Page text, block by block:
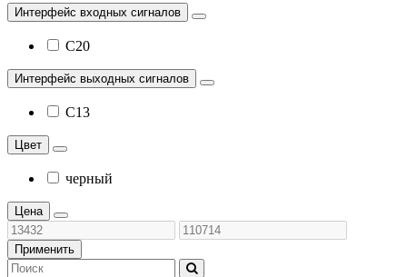
Интерфейс входных сигналов
C20
Интерфейс выходных сигналов
C13
Цвет
черный
Цена
Применить